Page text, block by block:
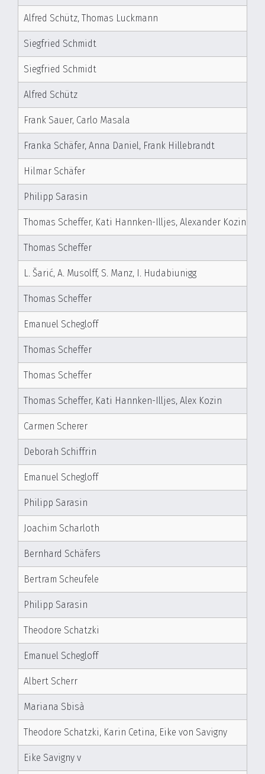
Alfred Schütz, Thomas Luckmann
Siegfried Schmidt
Siegfried Schmidt
Alfred Schütz
Frank Sauer, Carlo Masala
Franka Schäfer, Anna Daniel, Frank Hillebrandt
Hilmar Schäfer
Philipp Sarasin
Thomas Scheffer, Kati Hannken-Illjes, Alexander Kozin
Thomas Scheffer
L. Šarić, A. Musolff, S. Manz, I. Hudabiunigg
Thomas Scheffer
Emanuel Schegloff
Thomas Scheffer
Thomas Scheffer
Thomas Scheffer, Kati Hannken-Illjes, Alex Kozin
Carmen Scherer
Deborah Schiffrin
Emanuel Schegloff
Philipp Sarasin
Joachim Scharloth
Bernhard Schäfers
Bertram Scheufele
Philipp Sarasin
Theodore Schatzki
Emanuel Schegloff
Albert Scherr
Mariana Sbisà
Theodore Schatzki, Karin Cetina, Eike von Savigny
Eike Savigny v